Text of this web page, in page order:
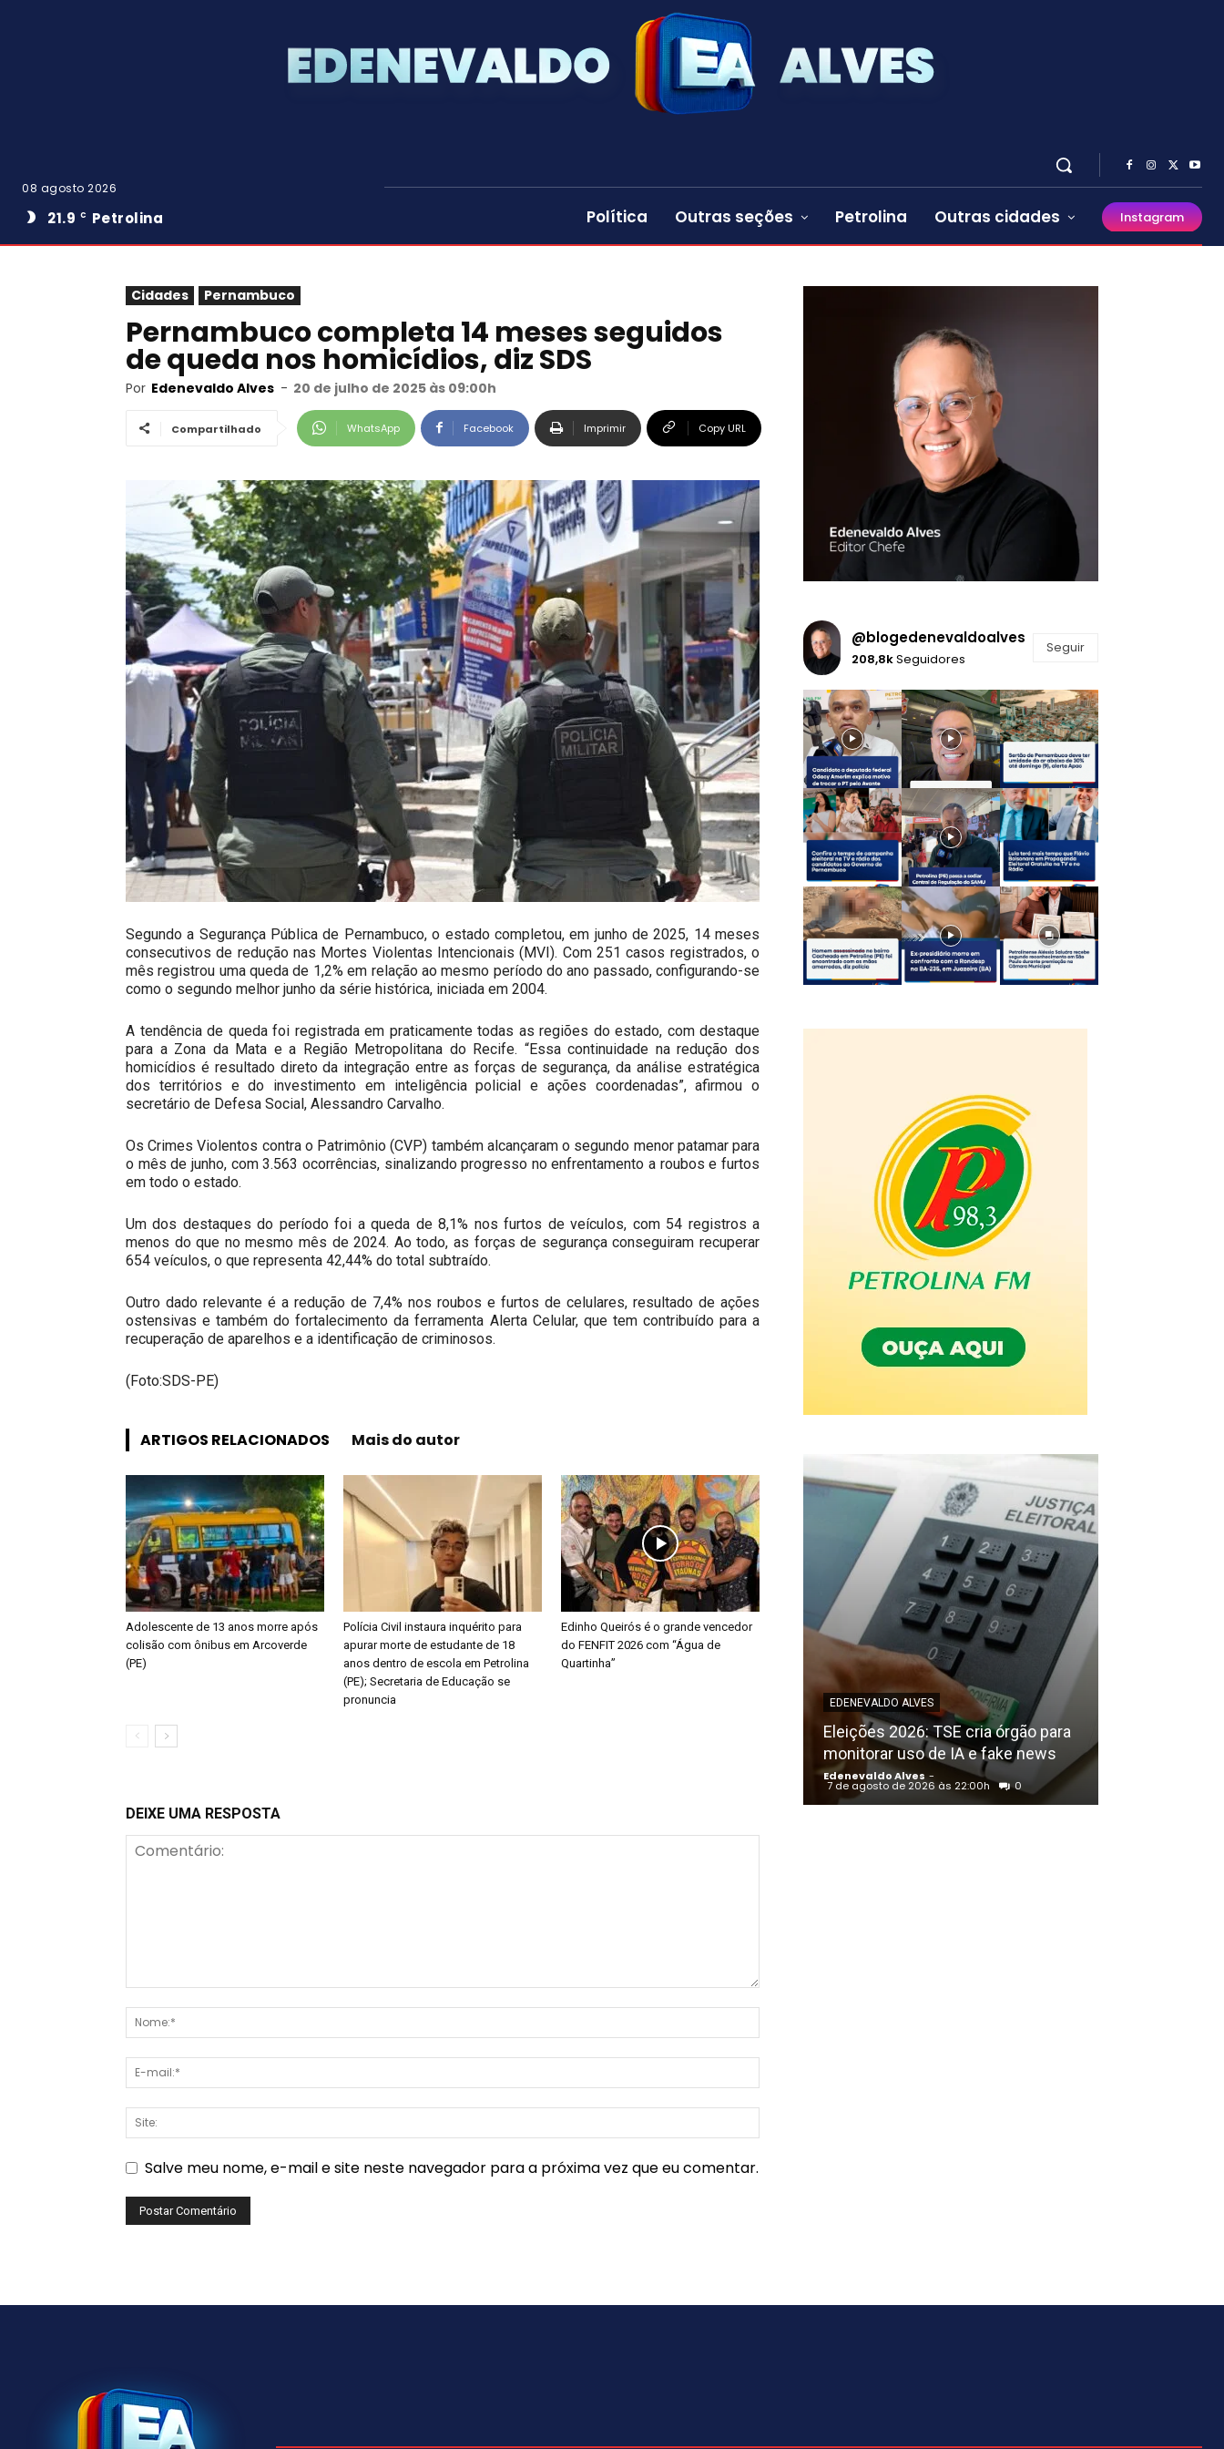
08 agosto 2026
21.9 C Petrolina Política Outras seções Petrolina Outras cidades Instagram
Cidades Pernambuco
Pernambuco completa 14 meses seguidos
de queda nos homicídios, diz SDS
Por Edenevaldo Alves - 20 de julho de 2025 às 09:00h
Compartilhado WhatsApp Facebook Imprimir Copy URL
Segundo a Segurança Pública de Pernambuco, o estado completou, em junho de 2025, 14 meses
consecutivos de redução nas Mortes Violentas Intencionais (MVI). Com 251 casos registrados, o
mês registrou uma queda de 1,2% em relação ao mesmo período do ano passado, configurando-se
como o segundo melhor junho da série histórica, iniciada em 2004.
A tendência de queda foi registrada em praticamente todas as regiões do estado, com destaque
para a Zona da Mata e a Região Metropolitana do Recife. “Essa continuidade na redução dos
homicídios é resultado direto da integração entre as forças de segurança, da análise estratégica
dos territórios e do investimento em inteligência policial e ações coordenadas”, afirmou o
secretário de Defesa Social, Alessandro Carvalho.
Os Crimes Violentos contra o Patrimônio (CVP) também alcançaram o segundo menor patamar para
o mês de junho, com 3.563 ocorrências, sinalizando progresso no enfrentamento a roubos e furtos
em todo o estado.
Um dos destaques do período foi a queda de 8,1% nos furtos de veículos, com 54 registros a
menos do que no mesmo mês de 2024. Ao todo, as forças de segurança conseguiram recuperar
654 veículos, o que representa 42,44% do total subtraído.
Outro dado relevante é a redução de 7,4% nos roubos e furtos de celulares, resultado de ações
ostensivas e também do fortalecimento da ferramenta Alerta Celular, que tem contribuído para a
recuperação de aparelhos e a identificação de criminosos.
(Foto:SDS-PE)
ARTIGOS RELACIONADOS Mais do autor
Adolescente de 13 anos morre após
colisão com ônibus em Arcoverde
(PE)
Polícia Civil instaura inquérito para
apurar morte de estudante de 18
anos dentro de escola em Petrolina
(PE); Secretaria de Educação se
pronuncia
Edinho Queirós é o grande vencedor
do FENFIT 2026 com “Água de
Quartinha”
DEIXE UMA RESPOSTA
Salve meu nome, e-mail e site neste navegador para a próxima vez que eu comentar.
@blogedenevaldoalves
208,8kSeguidores
Seguir
EDENEVALDO ALVES
Eleições 2026: TSE cria órgão para
monitorar uso de IA e fake news
Edenevaldo Alves -
7 de agosto de 2026 às 22:00h 0